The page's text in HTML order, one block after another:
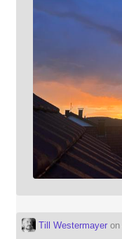
Till Westermayeron